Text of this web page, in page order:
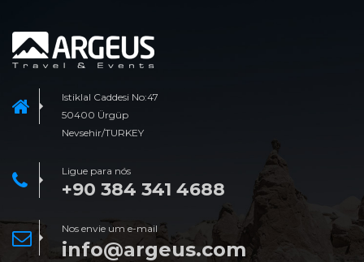
Istiklal Caddesi No:47
50400 Ürgüp
Nevsehir/TURKEY
Ligue para nós
+90 384 341 4688
Nos envie um e-mail
info@argeus.com